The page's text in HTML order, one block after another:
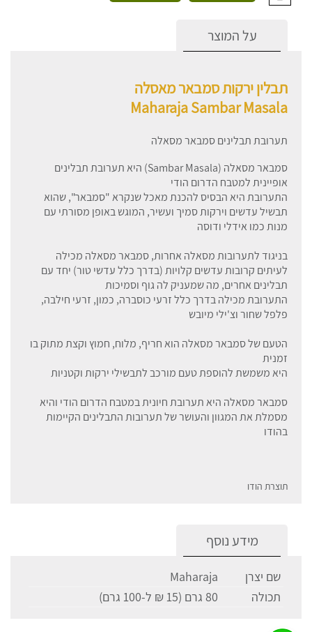
על המוצר
תבלין ירקות סמבאר מאסלה
Maharaja Sambar Masala
תערובת תבלינים סמבאר מסאלה
סמבאר מסאלה (Sambar Masala) היא תערובת תבלינים
אופיינית למטבח הדרום הודי
התערובת היא הבסיס להכנת מאכל שנקרא "סמבאר", שהוא
תבשיל עדשים וירקות סמיך ועשיר, המוגש באופן מסורתי עם
מנות כמו אידלי ודוסה
בניגוד לתערובות מסאלה אחרות, סמבאר מסאלה מכילה
לעיתים קרובות עדשים קלויות (בדרך כלל עדשי טור) יחד עם
תבלינים אחרים, מה שמעניק לה גוף וסמיכות
התערובת מכילה בדרך כלל זרעי כוסברה, כמון, זרעי חילבה,
פלפל שחור וצ'ילי מיובש
הטעם של סמבאר מסאלה הוא חריף, מלוח, חמוץ וקצת מתוק בו
זמנית
היא משמשת להוספת טעם מורכב לתבשילי ירקות וקטניות
סמבאר מסאלה היא תערובת חיונית במטבח הדרום הודי והיא
מסמלת את המגוון והעושר של תערובות התבלינים הקיימות
בהודו
תוצרת הודו
מידע נוסף
שם יצרן
Maharaja
תכולה
80 גרם (15 ₪ ל-100 גרם)